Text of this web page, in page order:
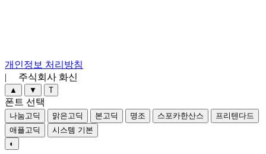
개인정보 처리방침
| 주식회사 화신
▲ ▼ T
폰트 선택
나눔고딕 맑은고딕 본고딕 명조 스포카한산스
프리텐다드
애플고딕
시스템 기본
◐